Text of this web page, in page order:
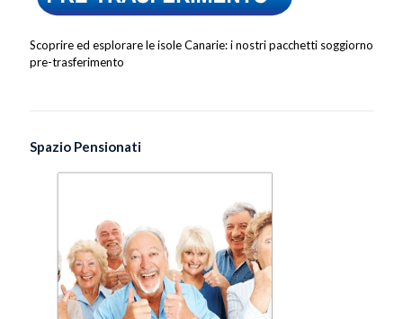
Scoprire ed esplorare le isole Canarie: i nostri pacchetti soggiorno
pre-trasferimento
Spazio Pensionati